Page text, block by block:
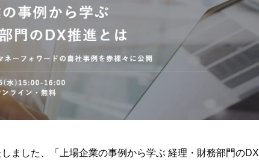
ました、「上場企業の事例から学ぶ 経理・財務部門のDX